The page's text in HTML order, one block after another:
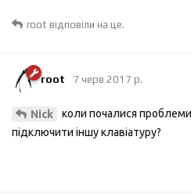
root відповіли на це.
root 7 черв 2017 р.
Nick
коли почалися
пiдключити iншу клавiатуру?